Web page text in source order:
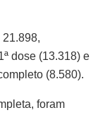
dose (13.318) e
(8.580).
foram